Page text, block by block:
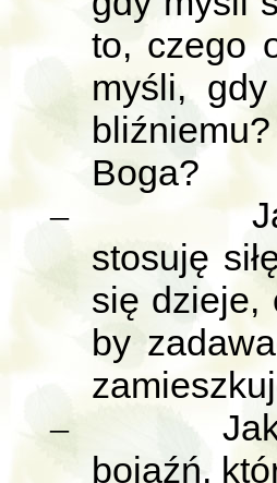
to, czego
myśli,
Boga?
–
stosuję
się dzieje,
by
–
bojaźń,